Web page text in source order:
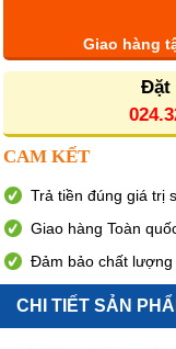
Giao hàng
Đặt
CAM KẾT
Trả tiền đúng giá trị
Giao hàng Toàn
Đảm bảo chất
CHI TIẾT SẢN